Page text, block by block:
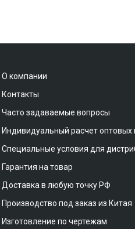
О компании
Контакты
Часто задаваемые вопросы
Индивидуальный расчет оптовых
Специальные условия для
Гарантия на товар
Доставка в любую точку РФ
Производство под заказ из Китая
Изготовление по чертежам